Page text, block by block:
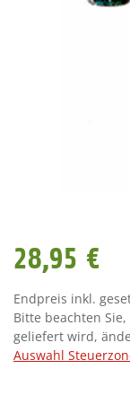
28,95 €
Endpreis inkl.
Bitte beachten
geliefert wird,
Auswahl